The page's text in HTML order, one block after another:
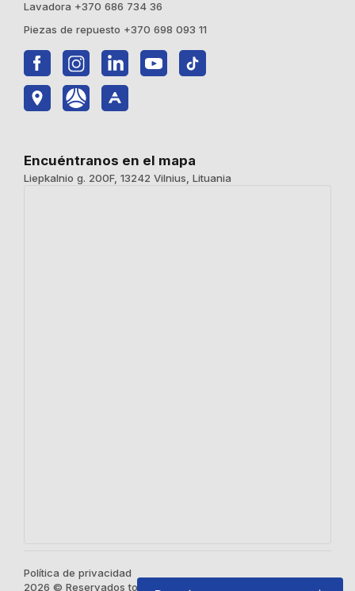
Lavadora +370 686 734 36
Piezas de repuesto +370 698 093 11
Encuéntranos en el mapa
Liepkalnio g. 200F, 13242 Vilnius, Lituania
Política de privacidad
2026 © Reservados todos los derechos